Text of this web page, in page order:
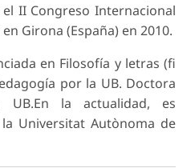
II Congreso Internacional
Girona (España) en 2010.
en Filosofía y letras (fi
por la UB. Doctora
la actualidad, es
Universitat Autònoma de